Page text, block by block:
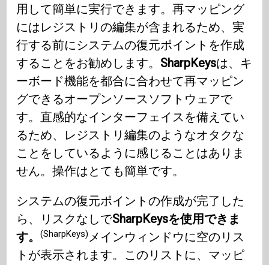
用して簡単に実行できます。再マッピング
にはレジストリの編集が含まれるため、実
行する前にシステムの復元ポイントを作成
することをお勧めします。 SharpKeysは、キ
ーボード機能を都合に合わせて再マッピン
グできるオープンソースソフトウェアで
す。直感的なインターフェイスを備えてい
るため、レジストリ編集のようなオタクな
ことをしているように感じることはありま
せん。操作はとても簡単です。
システムの復元ポイントの作成が完了した
ら、リスクなしでSharpKeysを使用できま
す。(SharpKeys)メインウィンドウに空のリス
トが表示されます。このリストに、マッピ